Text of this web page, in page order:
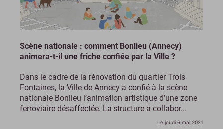
Scène nationale : comment Bonlieu (Annecy)
animera-t-il une friche confiée par la Ville ?
Dans le cadre de la rénovation du quartier Trois
Fontaines, la Ville de Annecy a confié à la scène
nationale Bonlieu l’animation artistique d’une zone
ferroviaire désaffectée. La structure a collabor...
Le jeudi 6 mai 2021